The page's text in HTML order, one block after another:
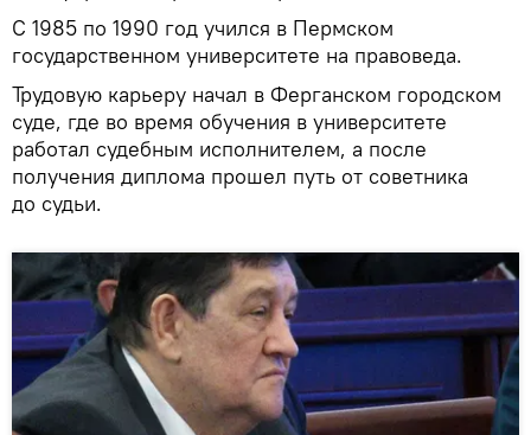
С 1985 по 1990 год учился в Пермском
государственном университете на правоведа.
Трудовую карьеру начал в Ферганском городском
суде, где во время обучения в университете
работал судебным исполнителем, а после
получения диплома прошел путь от советника
до судьи.